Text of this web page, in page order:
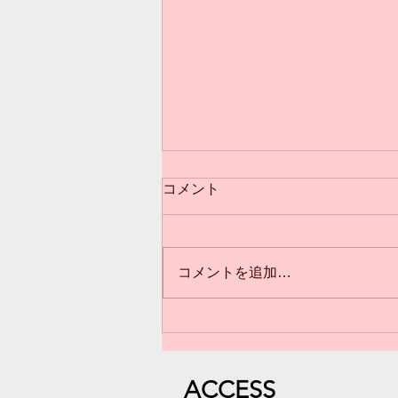
礼❣️
コメント
コメントを追加…
​ACCESS